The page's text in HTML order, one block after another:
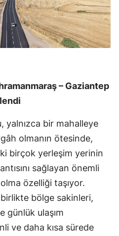
– Gaziantep
yalnızca bir mahalleye
olmanın ötesinde,
birçok yerleşim yerinin
sağlayan önemli
özelliği taşıyor.
bölge sakinleri,
günlük ulaşım
ve daha kısa sürede